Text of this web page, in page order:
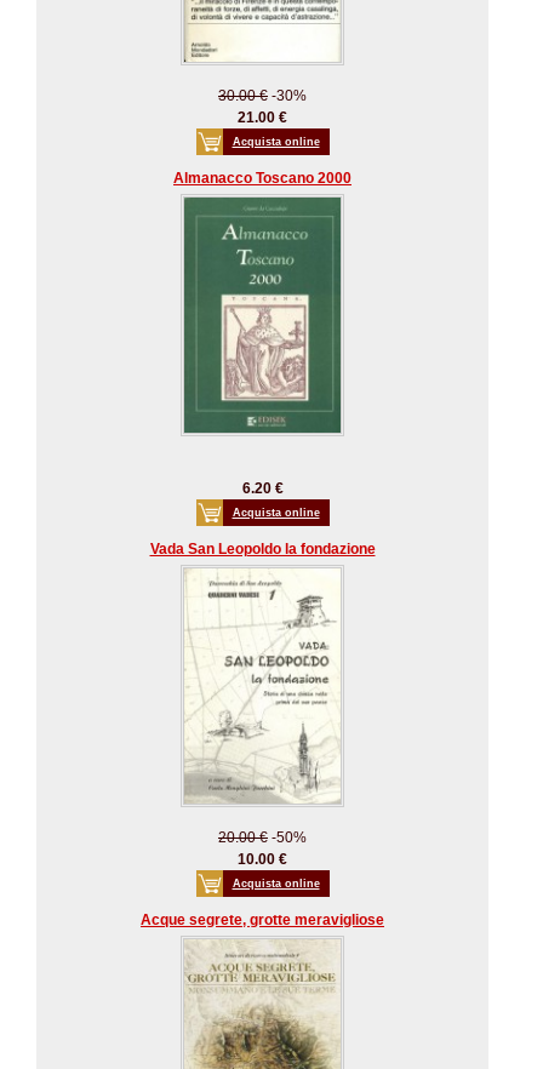
30.00 € -30%
21.00 €
Acquista online
Almanacco Toscano 2000
6.20 €
Acquista online
Vada San Leopoldo la fondazione
20.00 € -50%
10.00 €
Acquista online
Acque segrete, grotte meravigliose